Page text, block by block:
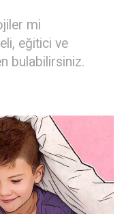
mi
eğitici ve
bulabilirsiniz.